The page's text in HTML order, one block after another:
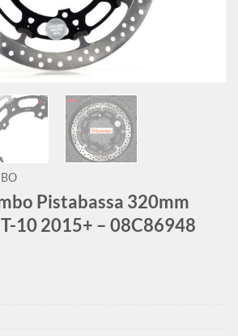
Pistabassa 320mm
10 2015+ – 08C86948